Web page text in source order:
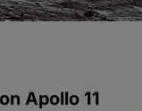
Apollo 11